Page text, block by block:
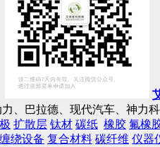
、巴拉德、现代汽车、神力
扩散层 钛材 碳纸 橡胶 氟橡
缠绕设备 复合材料 碳纤维 仪器